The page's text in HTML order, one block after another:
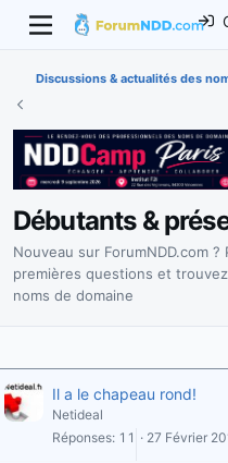
Discussions & actualités des
Débutants &
Nouveau sur ForumNDD.com
premières questions et
noms de domaine
Il a le chapeau rond!
Netideal
Réponses 11 27 Février